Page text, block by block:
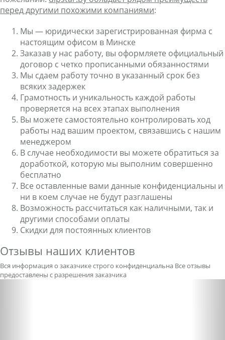
перед другими похожими компаниями:
Мы — юридически зарегистрированная фирма с
настоящим офисом в Минске
Заказав у нас работу, вы оформляете официальный
договор с четко прописанными обязанностями
Мы сдаем работу точно в указанный срок без
всяких задержек
Грамотность и уникальность каждой работы
проверяется на всех этапах выполнения
Вы можете самостоятельно контролировать ход
работы над вашим проектом, связавшись с нашим
менеджером
В случае необходимости вы можете обратиться за
доработкой, которую мы выполним совершенно
бесплатно
Все оставленные вами данные конфиденциальны и
ни в коем случае не будут разглашены
Возможность рассчитаться как наличными, так и
другими способами оплаты
Скидки для постоянных клиентов
Отзывы наших клиентов
Вся информация о заказчике строго конфиденциальна Все отзывы
предоставлены с разрешения заказчика